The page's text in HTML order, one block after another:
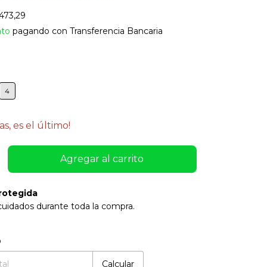
pagando con Transferencia Bancaria
4
es el último!
durante toda la compra.
Calcular